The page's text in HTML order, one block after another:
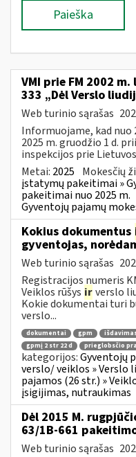
Paieška
VMI prie FM 2002
333 „Dėl Verslo
Web turinio sąrašas
Informuojame, kad nuo
2025 m. gruodžio 1 d.
inspekcijos prie
Metai: 2025 Mokesčių
įstatymų pakeitimai »
pakeitimai nuo 2025 m.
Gyventojų pajamų
Kokius dokumentus
gyventojas,
Web turinio sąrašas
Registracijos numeris
Veiklos rūšys irverslo
Kokie dokumentai turi
verslo...
dokumentai gpm
gpmį 2 str 22 d
prieglobsčio
kategorijos:Gyventojų
verslo/ veiklos » Verslo
pajamos (26 str.) »
įsigijimas, nutraukimas
Dėl 2015 M.
63/1B-661
Web turinio sąrašas